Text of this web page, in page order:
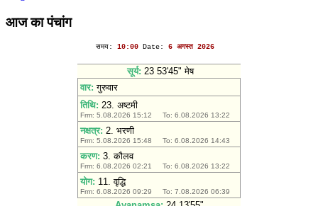
आज का पंचांग